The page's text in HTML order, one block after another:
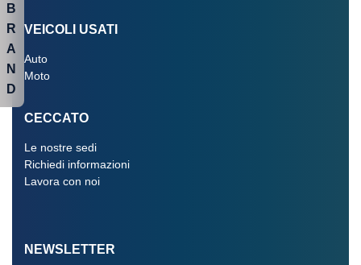
VEICOLI USATI
Auto
Moto
CECCATO
Le nostre sedi
Richiedi informazioni
Lavora con noi
NEWSLETTER
B
R
A
N
D